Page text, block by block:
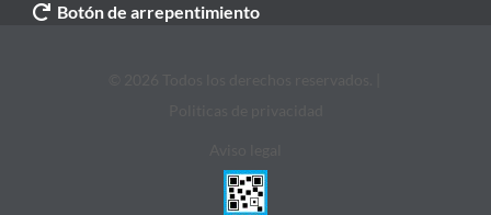
Botón de arrepentimiento